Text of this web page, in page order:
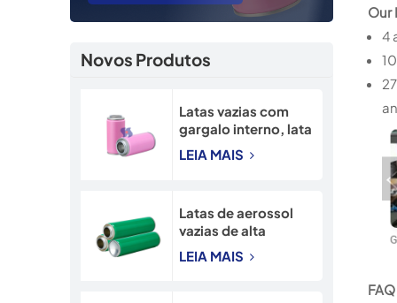
Novos Produtos
Latas vazias com
gargalo interno, lata
recarregável de 45
mm, lata de spray de
LEIA MAIS
Latas de aerossol
vazias de alta
qualidade, com
gargalo de
LEIA MAIS
Our
4
FAQ